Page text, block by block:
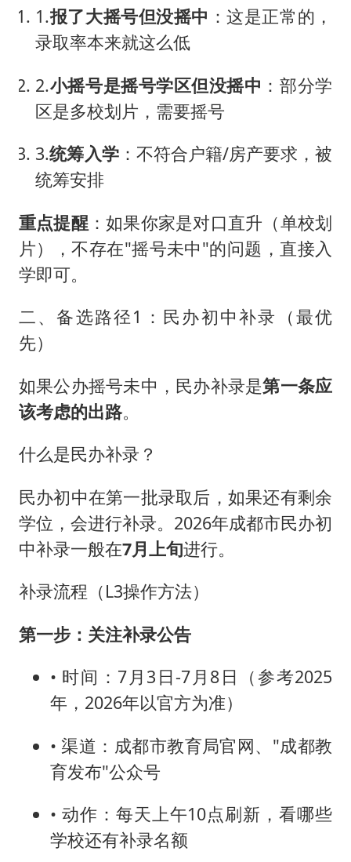
1.报了大摇号但没摇中 ：这是正常的，
录取率本来就这么低
2.小摇号是摇号学区但没摇中 ：部分学
区是多校划片，需要摇号
3.统筹入学：不符合户籍/房产要求，被
统筹安排
重点提醒：如果你家是对口直升（单校划
片），不存在"摇号未中"的问题，直接入
学即可。
二、备选路径1：民办初中补录（最优
先）
如果公办摇号未中，民办补录是第一条应
该考虑的出路。
什么是民办补录？
民办初中在第一批录取后，如果还有剩余
学位，会进行补录。2026年成都市民办初
中补录一般在7月上旬进行。
补录流程（L3操作方法）
第一步：关注补录公告
• 时间：7月3日-7月8日（参考2025
年，2026年以官方为准）
• 渠道：成都市教育局官网、"成都教
育发布"公众号
• 动作：每天上午10点刷新，看哪些
学校还有补录名额